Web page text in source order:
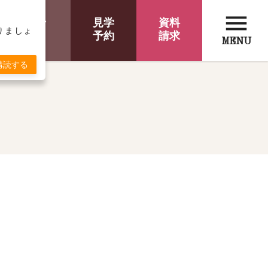
ンライン
相談
見学
予約
資料
請求
menu
MENU
しょ
読する